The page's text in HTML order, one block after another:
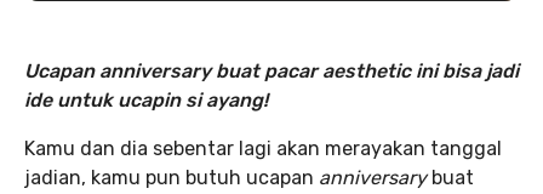
Ucapan anniversary buat pacar aesthetic ini bisa jadi
ide untuk ucapin si ayang!
Kamu dan dia sebentar lagi akan merayakan tanggal
jadian, kamu pun butuh ucapan anniversarybuat